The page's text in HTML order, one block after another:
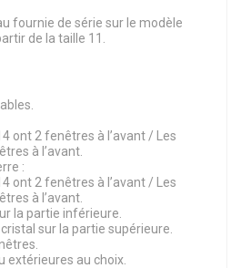
fournie de série sur le modèle
de la taille 11.
ont 2 fenêtres à l’avant / Les
à l’avant.
:
ont 2 fenêtres à l’avant / Les
à l’avant.
la partie inférieure.
sur la partie supérieure.
extérieures au choix.